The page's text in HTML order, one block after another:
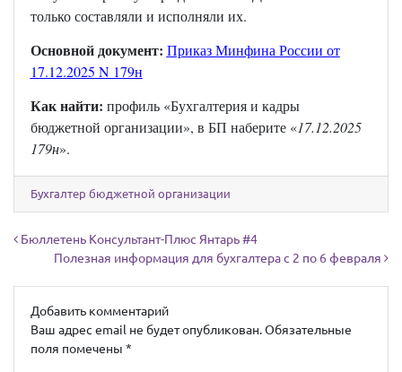
только составляли и исполняли их.
Основной документ: Приказ Минфина России от
17.12.2025 N 179н
Как найти: профиль «Бухгалтерия и кадры
бюджетной организации», в БП наберите «17.12.2025
179н».
Бухгалтер бюджетной организации
Навигация по записям
Бюллетень Консультант-Плюс Янтарь #4
Полезная информация для бухгалтера с 2 по 6 февраля
Добавить комментарий
Ваш адрес email не будет опубликован. Обязательные
поля помечены *